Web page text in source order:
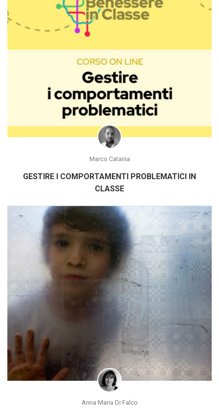
Marco Catania
GESTIRE I COMPORTAMENTI PROBLEMATICI IN
CLASSE
Anna Maria Di Falco